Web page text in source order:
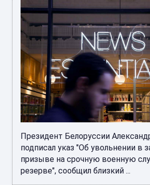
Президент Белоруссии
подписал указ "Об увольнении в
призыве на срочную военную
резерве", сообщил близкий ...